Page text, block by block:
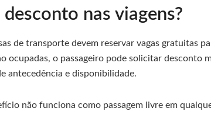
nas viagens?
de transporte devem reservar vagas gratuitas
ocupadas, o passageiro pode solicitar desconto
antecedência e disponibilidade.
não funciona como passagem livre em